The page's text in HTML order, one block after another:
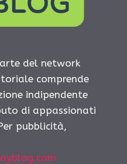
del network
comprende
indipendente
di appassionati
pubblicità,